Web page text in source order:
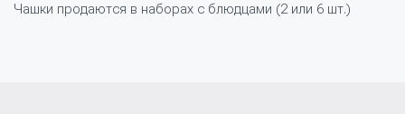
Чашки продаются в наборах с блюдцами (2 или 6 шт.)